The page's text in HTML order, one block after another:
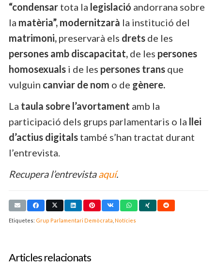
“condensar tota la legislació andorrana sobre
la matèria”, modernitzarà la institució del
matrimoni, preservarà els drets de les
persones amb discapacitat, de les persones
homosexuals i de les persones trans que
vulguin canviar de nom o de gènere.
La taula sobre l’avortament amb la
participació dels grups parlamentaris o la llei
d’actius digitals també s’han tractat durant
l’entrevista.
Recupera l’entrevistaaquí.
Etiquetes: Grup Parlamentari Demòcrata Notícies
Articles relacionats